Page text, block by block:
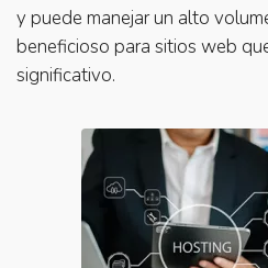
y puede manejar un alto
beneficioso para sitios web
significativo.